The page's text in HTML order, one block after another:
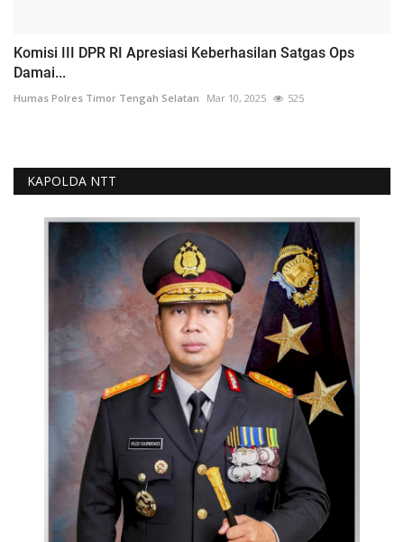
Komisi III DPR RI Apresiasi Keberhasilan Satgas Ops
Damai...
Humas Polres Timor Tengah Selatan Mar 10, 2025 525
KAPOLDA NTT